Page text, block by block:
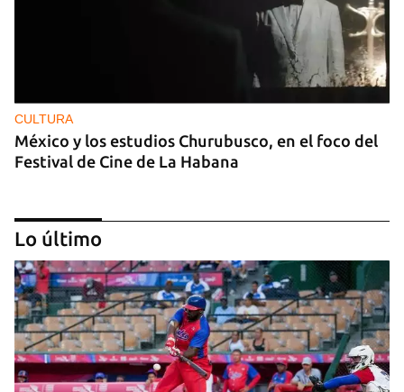
CULTURA
México y los estudios Churubusco, en el foco del
Festival de Cine de La Habana
Lo último